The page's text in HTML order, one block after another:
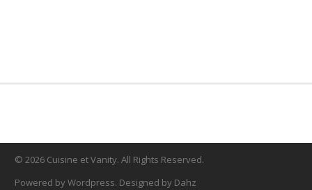
© 2026 Cuisine et Vanity. All Rights Reserved.
Powered by Wordpress. Designed by Dahz